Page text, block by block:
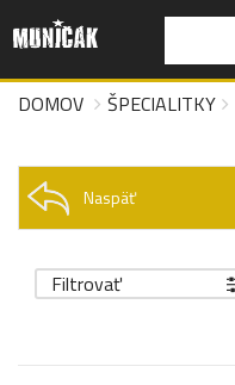
DOMOV
ŠPECIALITKY
Naspäť
Filtrovať